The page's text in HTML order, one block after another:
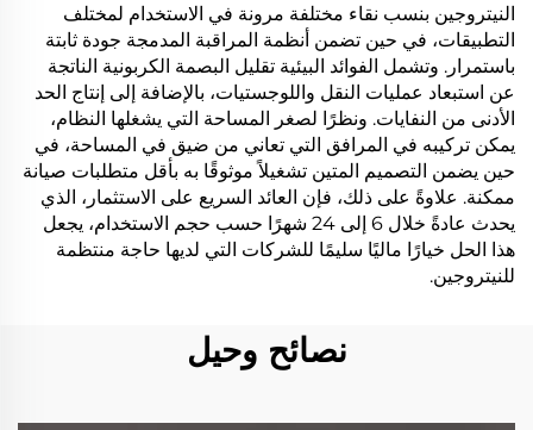
النيتروجين بنسب نقاء مختلفة مرونة في الاستخدام لمختلف
التطبيقات، في حين تضمن أنظمة المراقبة المدمجة جودة ثابتة
باستمرار. وتشمل الفوائد البيئية تقليل البصمة الكربونية الناتجة
عن استبعاد عمليات النقل واللوجستيات، بالإضافة إلى إنتاج الحد
الأدنى من النفايات. ونظرًا لصغر المساحة التي يشغلها النظام،
يمكن تركيبه في المرافق التي تعاني من ضيق في المساحة، في
حين يضمن التصميم المتين تشغيلاً موثوقًا به بأقل متطلبات صيانة
ممكنة. علاوةً على ذلك، فإن العائد السريع على الاستثمار، الذي
يحدث عادةً خلال 6 إلى 24 شهرًا حسب حجم الاستخدام، يجعل
هذا الحل خيارًا ماليًا سليمًا للشركات التي لديها حاجة منتظمة
للنيتروجين.
نصائح وحيل